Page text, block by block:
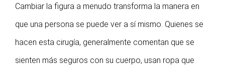
Cambiar la figura a menudo transforma la manera en
que una persona se puede ver a sí mismo. Quienes se
hacen esta cirugía, generalmente comentan que se
sienten más seguros con su cuerpo, usan ropa que